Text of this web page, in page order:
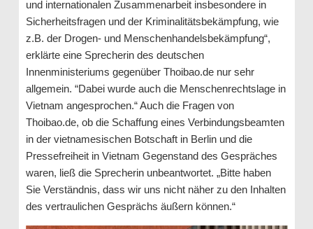
und internationalen Zusammenarbeit insbesondere in
Sicherheitsfragen und der Kriminalitätsbekämpfung, wie
z.B. der Drogen- und Menschenhandelsbekämpfung“,
erklärte eine Sprecherin des deutschen
Innenministeriums gegenüber Thoibao.de nur sehr
allgemein. “Dabei wurde auch die Menschenrechtslage in
Vietnam angesprochen.“ Auch die Fragen von
Thoibao.de, ob die Schaffung eines Verbindungsbeamten
in der vietnamesischen Botschaft in Berlin und die
Pressefreiheit in Vietnam Gegenstand des Gespräches
waren, ließ die Sprecherin unbeantwortet. „Bitte haben
Sie Verständnis, dass wir uns nicht näher zu den Inhalten
des vertraulichen Gesprächs äußern können.“